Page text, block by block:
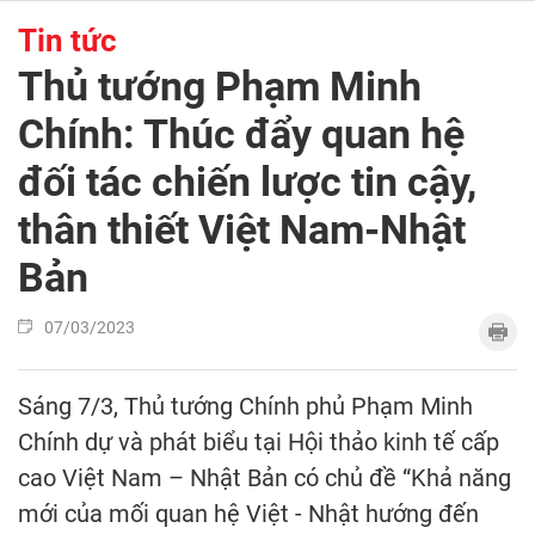
Tin tức
Thủ tướng Phạm Minh
Chính: Thúc đẩy quan hệ
đối tác chiến lược tin cậy,
thân thiết Việt Nam-Nhật
Bản
07/03/2023
Sáng 7/3, Thủ tướng Chính phủ Phạm Minh
Chính dự và phát biểu tại Hội thảo kinh tế cấp
cao Việt Nam – Nhật Bản có chủ đề “Khả năng
mới của mối quan hệ Việt - Nhật hướng đến